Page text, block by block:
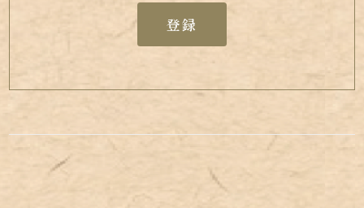
登録